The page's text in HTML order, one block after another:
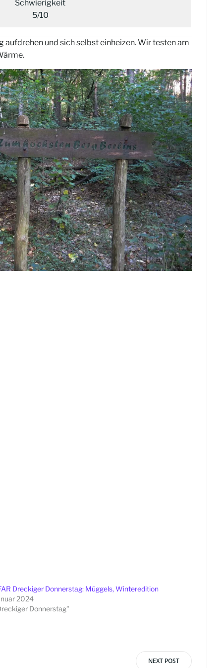
Schwierigkeit
5/10
und sich selbst einheizen. Wir testen am
Dreckiger Donnerstag: Müggels, Winteredition
2024
Donnerstag"
NEXT POST